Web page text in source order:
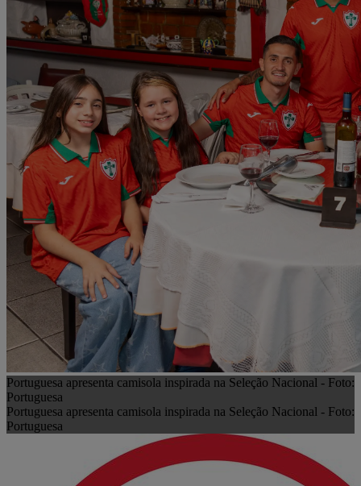
Portuguesa apresenta camisola inspirada na Seleção Nacional - Foto:
Portuguesa
Portuguesa apresenta camisola inspirada na Seleção Nacional - Foto:
Portuguesa